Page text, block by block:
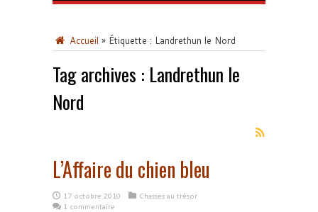
Accueil » Étiquette : Landrethun le Nord
Tag archives : Landrethun le
Nord
L’Affaire du chien bleu
17 octobre 2010
Chasses au trésor
1 commentaire